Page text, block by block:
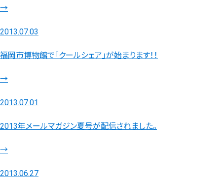
→
2013.07.03
福岡市博物館で「クールシェア」が始まります！！
→
2013.07.01
2013年メールマガジン夏号が配信されました。
→
2013.06.27